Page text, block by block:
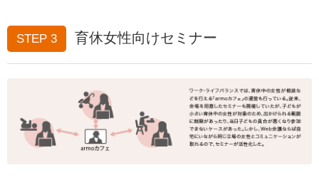
STEP 3 育休女性向けセミナー